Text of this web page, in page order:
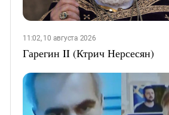
11:02, 10 августа 2026
Гарегин II (Ктрич Нерсесян)